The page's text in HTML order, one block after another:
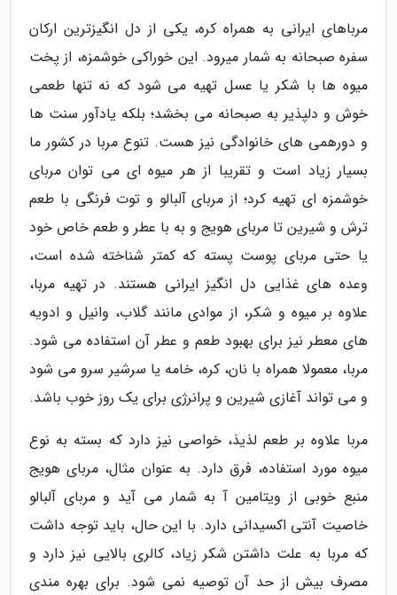
مرباهای ایرانی به همراه کره، یکی از دل انگیزترین ارکان
سفره صبحانه به شمار میرود. این خوراکی خوشمزه، از پخت
میوه ها با شکر یا عسل تهیه می شود که نه تنها طعمی
خوش و دلپذیر به صبحانه می بخشد؛ بلکه یادآور سنت ها
و دورهمی های خانوادگی نیز هست. تنوع مربا در کشور ما
بسیار زیاد است و تقریبا از هر میوه ای می توان مربای
خوشمزه ای تهیه کرد؛ از مربای آلبالو و توت فرنگی با طعم
ترش و شیرین تا مربای هویج و به با عطر و طعم خاص خود
یا حتی مربای پوست پسته که کمتر شناخته شده است،
وعده های غذایی دل انگیز ایرانی هستند. در تهیه مربا،
علاوه بر میوه و شکر، از موادی مانند گلاب، وانیل و ادویه
های معطر نیز برای بهبود طعم و عطر آن استفاده می شود.
مربا، معمولا همراه با نان، کره، خامه یا سرشیر سرو می شود
و می تواند آغازی شیرین و پرانرژی برای یک روز خوب باشد.
مربا علاوه بر طعم لذیذ، خواصی نیز دارد که بسته به نوع
میوه مورد استفاده، فرق دارد. به عنوان مثال، مربای هویج
منبع خوبی از ویتامین آ به شمار می آید و مربای آلبالو
خاصیت آنتی اکسیدانی دارد. با این حال، باید توجه داشت
که مربا به علت داشتن شکر زیاد، کالری بالایی نیز دارد و
مصرف بیش از حد آن توصیه نمی شود. برای بهره مندی